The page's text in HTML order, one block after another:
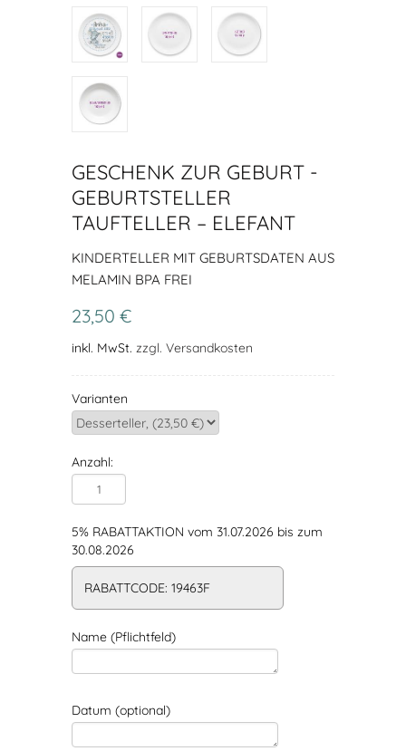
GESCHENK ZUR GEBURT -
GEBURTSTELLER
TAUFTELLER – ELEFANT
KINDERTELLER MIT GEBURTSDATEN AUS
MELAMIN BPA FREI
23,50 €
inkl. MwSt. zzgl. Versandkosten
Varianten
Anzahl:
5% RABATTAKTION vom 31.07.2026 bis zum
30.08.2026
RABATTCODE: 19463F
Name (Pflichtfeld)
Datum (optional)